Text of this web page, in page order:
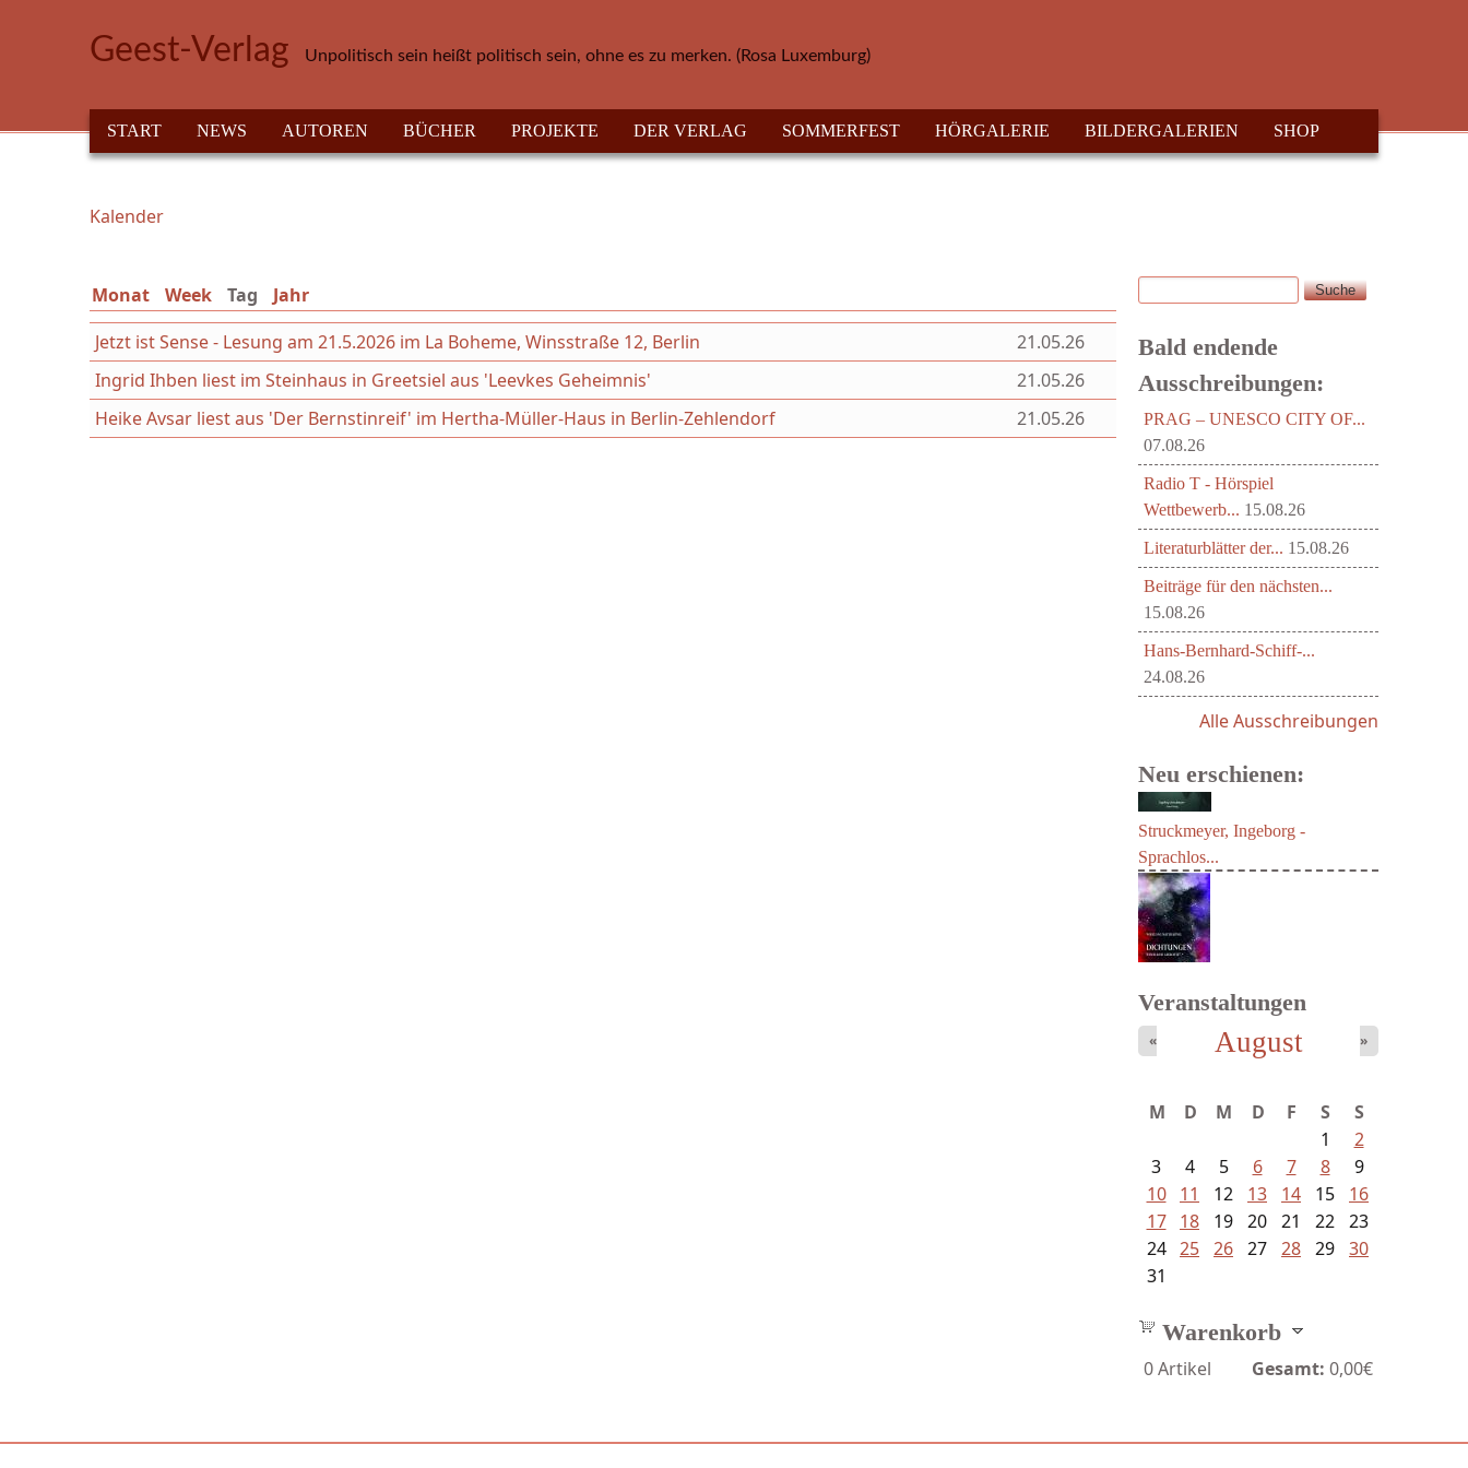
Geest-Verlag Unpolitisch sein heißt politisch sein, ohne es zu merken. (Rosa Luxemburg)
HAUPTMENÜ
START NEWS AUTOREN BÜCHER PROJEKTE DER VERLAG SOMMERFEST HÖRGALERIE BILDERGALERIEN SHOP
Sie sind hier
Kalender
Monat Week Tag (aktiver Reiter)
Jahr
Jetzt ist Sense - Lesung am 21.5.2026 im La Boheme, Winsstraße 12, Berlin
21.05.26
Ingrid Ihben liest im Steinhaus in Greetsiel aus 'Leevkes Geheimnis'
21.05.26
Heike Avsar liest aus 'Der Bernstinreif' im Hertha-Müller-Haus in Berlin-Zehlendorf
21.05.26
Suchformular
Suche
Bald endende
Ausschreibungen:
PRAG – UNESCO CITY OF...
07.08.26
Radio T - Hörspiel
Wettbewerb... 15.08.26
Literaturblätter der... 15.08.26
Beiträge für den nächsten...
15.08.26
Hans-Bernhard-Schiff-...
24.08.26
Alle Ausschreibungen
Neu erschienen:
Dichtungen...
Struckmeyer, Ingeborg -
Sprachlos...
Veranstaltungen
August
« »
M D M D F S
S
1
2
3
4 5 6 7 8
9
10
11 12 13 14 15
16
17
18 19 20 21 22 23
24 25 26 27 28 29 30
31
Warenkorb
0Artikel Gesamt: 0,00€